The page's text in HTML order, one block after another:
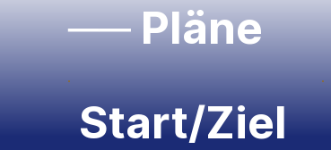
── Pläne
Start/Ziel